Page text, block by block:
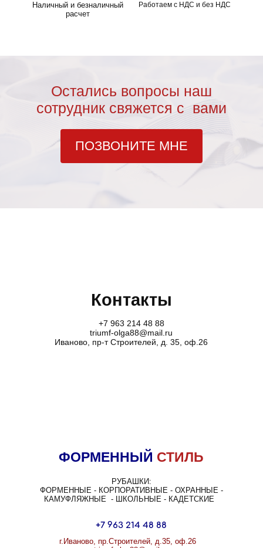
Наличный и безналичный
расчет
Работаем с НДС и без НДС
Остались вопросы наш
сотрудник свяжется с вами
ПОЗВОНИТЕ МНЕ
Контакты
+7 963 214 48 88
triumf-olga88@mail.ru
Иваново, пр-т Строителей, д. 35, оф.26
ФОРМЕННЫЙ СТИЛЬ
РУБАШКИ:
ФОРМЕННЫЕ - КОРПОРАТИВНЫЕ - ОХРАННЫЕ -
КАМУФЛЯЖНЫЕ - ШКОЛЬНЫЕ - КАДЕТСКИЕ
+7 963 214 48 88
г.Иваново, пр.Строителей, д.35, оф.26